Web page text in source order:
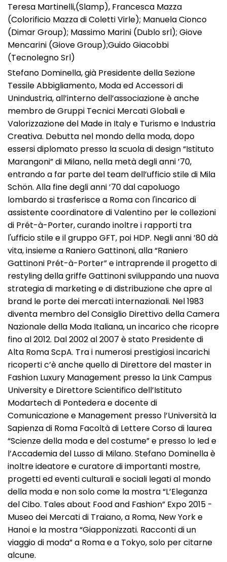
Teresa Martinelli,(Slamp), Francesca Mazza
(Colorificio Mazza di Coletti Virle); Manuela Cionco
(Dimar Group); Massimo Marini (Dublo srl); Giove
Mencarini (Giove Group);Guido Giacobbi
(Tecnolegno Srl)
Stefano Dominella, già Presidente della Sezione
Tessile Abbigliamento, Moda ed Accessori di
Unindustria, all’interno dell’associazione è anche
membro de Gruppi Tecnici Mercati Globali e
Valorizzazione del Made in Italy e Turismo e Industria
Creativa. Debutta nel mondo della moda, dopo
essersi diplomato presso la scuola di design “Istituto
Marangoni” di Milano, nella metà degli anni ’70,
entrando a far parte del team dell’ufficio stile di Mila
Schön. Alla fine degli anni ’70 dal capoluogo
lombardo si trasferisce a Roma con l'incarico di
assistente coordinatore di Valentino per le collezioni
di Prét-à-Porter, curando inoltre i rapporti tra
l'ufficio stile e il gruppo GFT, poi HDP. Negli anni ’80 dà
vita, insieme a Raniero Gattinoni, alla “Raniero
Gattinoni Prét-à-Porter” e intraprende il progetto di
restyling della griffe Gattinoni sviluppando una nuova
strategia di marketing e di distribuzione che apre al
brand le porte dei mercati internazionali. Nel 1983
diventa membro del Consiglio Direttivo della Camera
Nazionale della Moda Italiana, un incarico che ricopre
fino al 2012. Dal 2002 al 2007 è stato Presidente di
Alta Roma ScpA. Tra i numerosi prestigiosi incarichi
ricoperti c’è anche quello di Direttore del master in
Fashion Luxury Management presso la Link Campus
University e Direttore Scientifico dell’Istituto
Modartech di Pontedera e docente di
Comunicazione e Management presso l’Università la
Sapienza di Roma Facoltà di Lettere Corso di laurea
“Scienze della moda e del costume” e presso lo Ied e
l’Accademia del Lusso di Milano. Stefano Dominella è
inoltre ideatore e curatore di importanti mostre,
progetti ed eventi culturali e sociali legati al mondo
della moda e non solo come la mostra “L’Eleganza
del Cibo. Tales about Food and Fashion” Expo 2015 -
Museo dei Mercati di Traiano, a Roma, New York e
Hanoi e la mostra “Giapponizzati. Racconti di un
viaggio di moda” a Roma e a Tokyo, solo per citarne
alcune.